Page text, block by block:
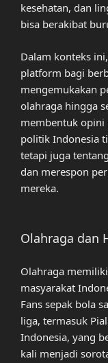
kesehatan, dan
bisa berakibat
Dalam konteks
platform bagi
mengemukakan
olahraga hingga
membentuk
politik Indonesia
tetapi juga
dan merespon
mereka.
Olahraga dan
Olahraga
masyarakat
Fans sepak bola
liga, termasuk
Indonesia, yang
kali menjadi